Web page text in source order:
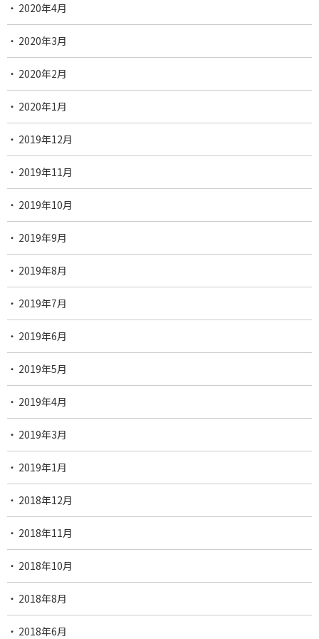
2020年4月
2020年3月
2020年2月
2020年1月
2019年12月
2019年11月
2019年10月
2019年9月
2019年8月
2019年7月
2019年6月
2019年5月
2019年4月
2019年3月
2019年1月
2018年12月
2018年11月
2018年10月
2018年8月
2018年6月